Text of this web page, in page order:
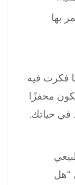
بها
فكرت فيه
محفزًا
في حياتك.
“هل